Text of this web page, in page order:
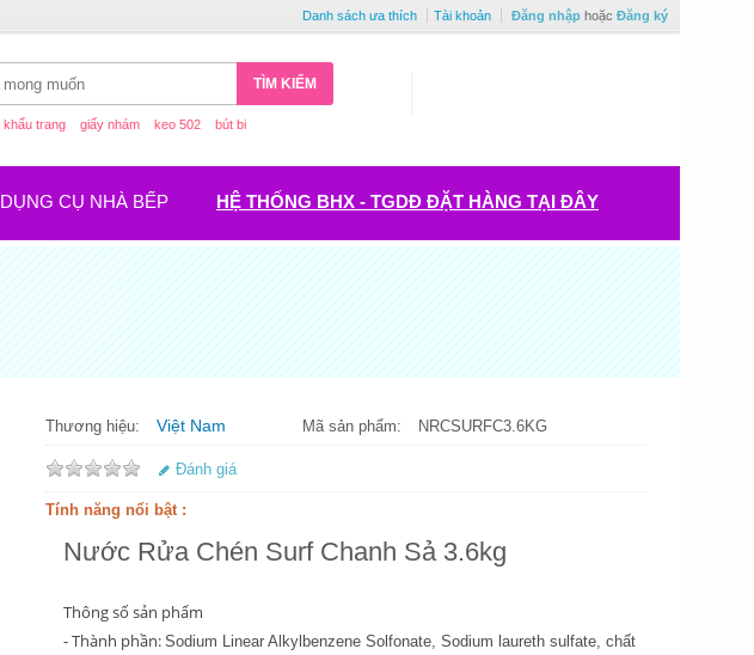
Danh sách ưa thích Tài khoản Đăng nhập hoặc Đăng ký
TÌM KIẾM
khẩu trang giấy nhám keo 502 bút bi
DỤNG CỤ NHÀ BẾP HỆ THỐNG BHX - TGDĐ ĐẶT HÀNG TẠI ĐÂY
Thương hiệu: Việt Nam Mã sản phẩm: NRCSURFC3.6KG
Đánh giá
Tính năng nổi bật :
Nước Rửa Chén Surf Chanh Sả 3.6kg
Thông số sản phẩm
- Thành phần: Sodium Linear Alkylbenzene Solfonate, Sodium laureth sulfate, chất